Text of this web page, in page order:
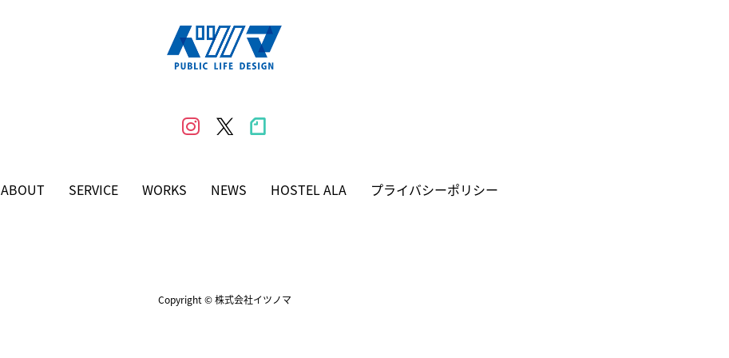
ABOUT SERVICE WORKS NEWS HOSTEL ALA プライバシーポリシー
Copyright © 株式会社イツノマ